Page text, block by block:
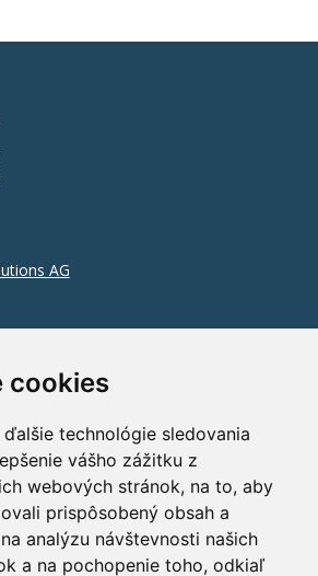
cookies
technológie sledovania
vášho zážitku z
webových stránok, na to, aby
prispôsobený obsah a
analýzu návštevnosti našich
a na pochopenie toho, odkiaľ
AG